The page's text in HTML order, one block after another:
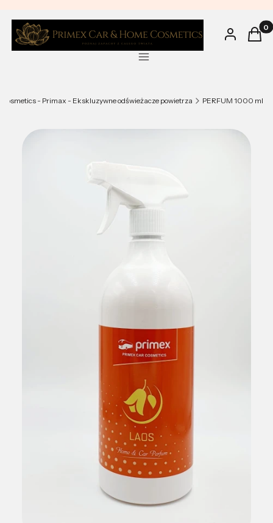
Zaloguj się
Menu
- Primax - Ekskluzywne odświeżacze powietrza PERFUM 1000 ml